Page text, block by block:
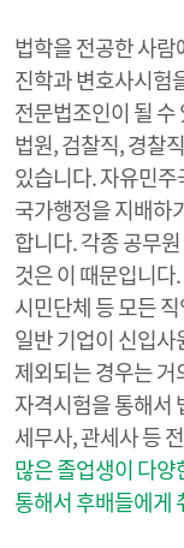
법학을 전공한 사
진학과 변호사시험
전문법조인이 될 수
법원, 검찰직, 경찰
있습니다. 자유민
국가행정을 지배하
합니다. 각종 공무
것은 이 때문입니다
시민단체 등 모든
일반 기업이 신입
제외되는 경우는
자격시험을 통해서
세무사, 관세사 등
많은 졸업생이 다
통해서 후배들에게